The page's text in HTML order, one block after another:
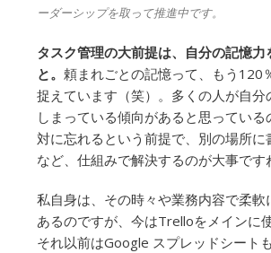
ーダーシップを取って推進中です。
タスク管理の大前提は、自分の記憶力
と。 頼まれごとの記憶って、もう120
捉えています（笑）。多くの人が自分
しまっている傾向があると思ってい
対に忘れるという前提で、別の場所に
など、仕組みで解決するのが大事です
私自身は、その時々や業務内容で柔軟
あるのですが、今はTrelloをメインに
それ以前はGoogle スプレッドシート